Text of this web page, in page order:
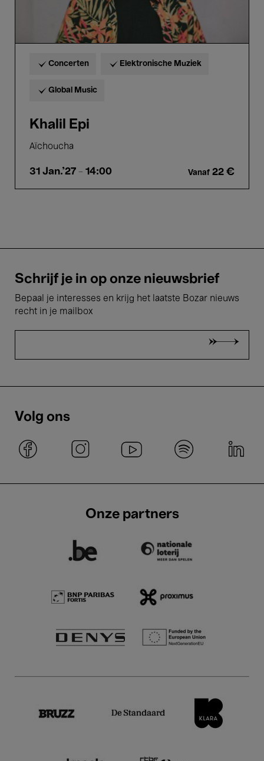
Concerten Elektronische Muziek
Global Music
Khalil Epi
Aïchoucha
31 Jan.'27 - 14:00 Vanaf 22 €
Schrijf je in op onze nieuwsbrief
Bepaal je interesses en krijg het laatste Bozar nieuws
recht in je mailbox
Volg ons
Onze partners